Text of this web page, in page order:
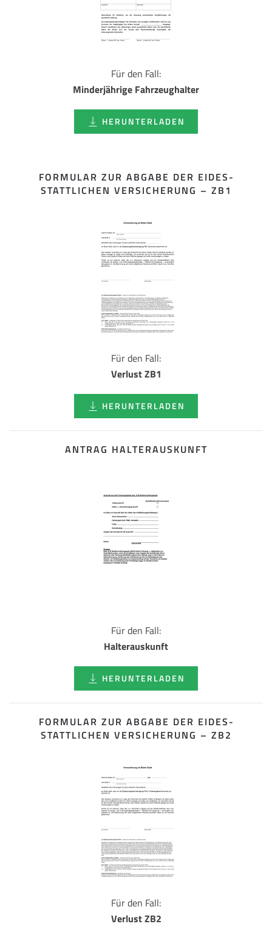
Für den Fall:
Minderjährige Fahrzeughalter
HERUNTERLADEN
FORMULAR ZUR ABGABE DER EIDES­
STATTLICHEN VERSICHERUNG – ZB1
Für den Fall:
Verlust ZB1
HERUNTERLADEN
ANTRAG HALTERAUSKUNFT
Für den Fall:
Halterauskunft
HERUNTERLADEN
FORMULAR ZUR ABGABE DER EIDES­
STATTLICHEN VERSICHERUNG – ZB2
Für den Fall:
Verlust ZB2